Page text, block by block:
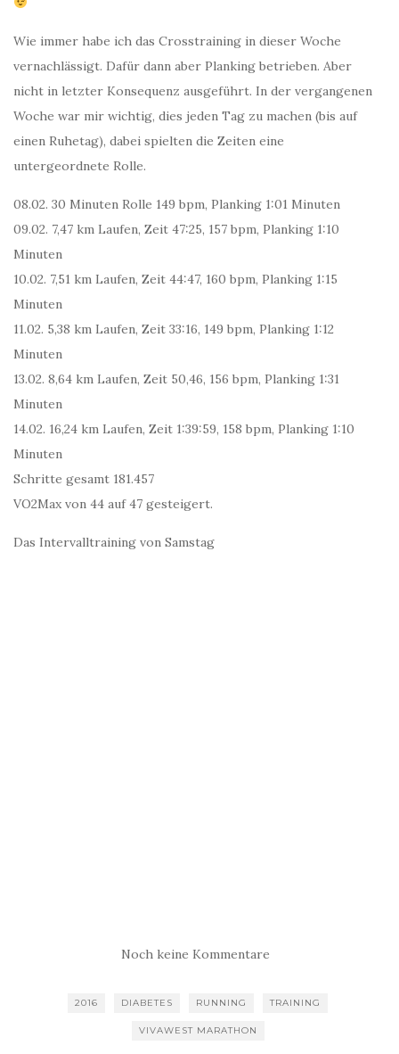
Wie immer habe ich das Crosstraining in dieser Woche
vernachlässigt. Dafür dann aber Planking betrieben. Aber
nicht in letzter Konsequenz ausgeführt. In der vergangenen
Woche war mir wichtig, dies jeden Tag zu machen (bis auf
einen Ruhetag), dabei spielten die Zeiten eine
untergeordnete Rolle.
08.02. 30 Minuten Rolle 149 bpm, Planking 1:01 Minuten
09.02. 7,47 km Laufen, Zeit 47:25, 157 bpm, Planking 1:10
Minuten
10.02. 7,51 km Laufen, Zeit 44:47, 160 bpm, Planking 1:15
Minuten
11.02. 5,38 km Laufen, Zeit 33:16, 149 bpm, Planking 1:12
Minuten
13.02. 8,64 km Laufen, Zeit 50,46, 156 bpm, Planking 1:31
Minuten
14.02. 16,24 km Laufen, Zeit 1:39:59, 158 bpm, Planking 1:10
Minuten
Schritte gesamt 181.457
VO2Max von 44 auf 47 gesteigert.
Das Intervalltraining von Samstag
Noch keine Kommentare
2016 DIABETES RUNNING TRAINING
VIVAWEST MARATHON